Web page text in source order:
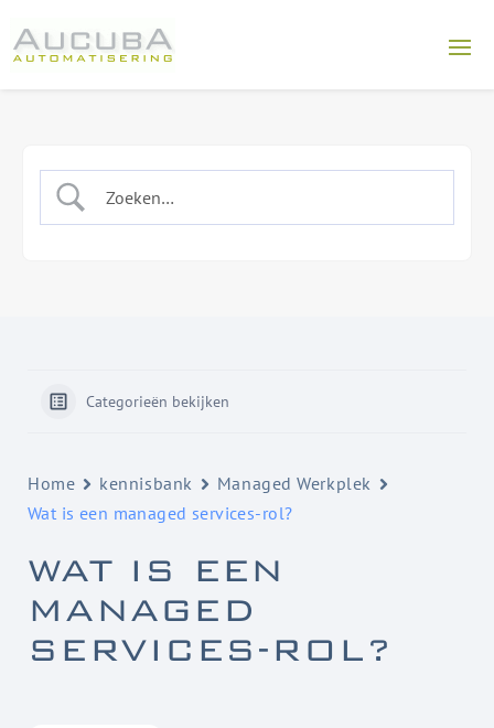
Categorieën bekijken
Home kennisbank
Managed Werkplek
Wat is een managed services-rol?
WAT IS EEN
MANAGED
SERVICES-ROL?